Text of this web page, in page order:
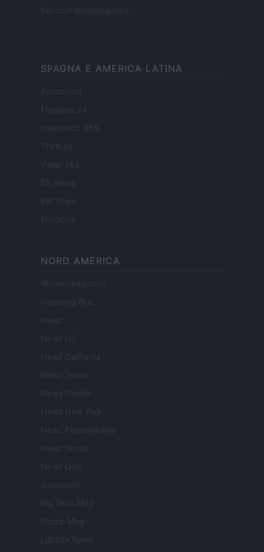
SecondHomeMagazine
SPAGNA E AMERICA LATINA
Actualidad
Finanzas 24
Investindo 365
Think.es
Viajar 365
ES Newz
Pet Story
Encocina
NORD AMERICA
Womanmagazine
Investing Plus
Newz
Newz US
Newz California
Newz Texas
Newz Florida
Newz New York
Newz Pennsylvania
Newz Illinois
Newz Ohio
Gameland
Hig Tech Mag
Scoop Mag
Lgbtqia News